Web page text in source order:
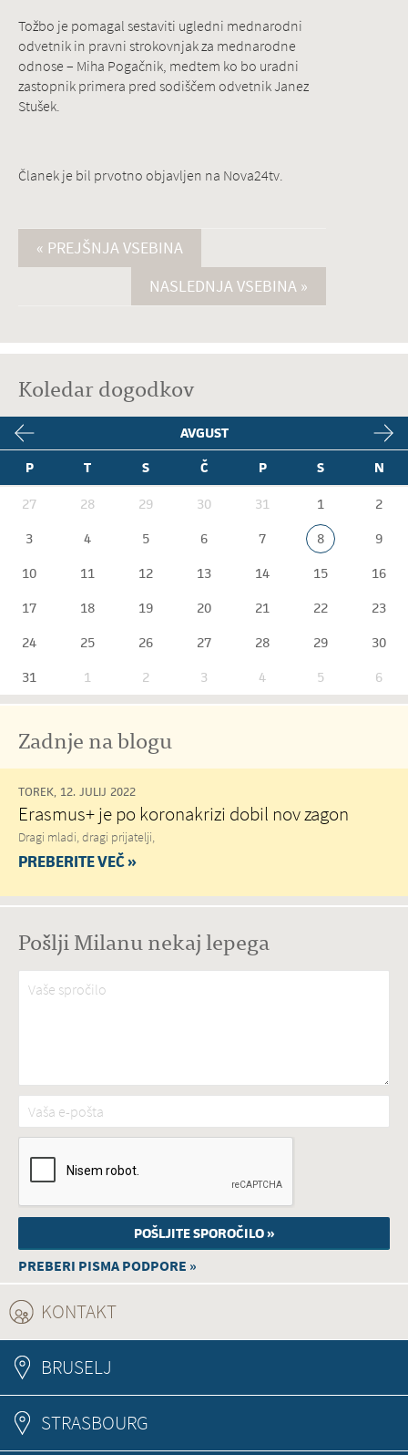
Tožbo je pomagal sestaviti ugledni mednarodni
odvetnik in pravni strokovnjak za mednarodne
odnose – Miha Pogačnik, medtem ko bo uradni
zastopnik primera pred sodiščem odvetnik Janez
Stušek.
Članek je bil prvotno objavljen na Nova24tv.
« PREJŠNJA VSEBINA
NASLEDNJA VSEBINA »
Koledar dogodkov
AVGUST
P
T S Č P S N
27 28 29 30 31 1
2
3
4 5 6 7 8
9
10
11 12 13 14 15
16
17
18 19 20 21 22
23
24
25 26 27 28 29
30
31
1 2 3 4 5 6
Zadnje na blogu
TOREK, 12. JULIJ 2022
Erasmus+ je po koronakrizi dobil nov zagon
Dragi mladi, dragi prijatelji,
PREBERITE VEČ »
Pošlji Milanu nekaj lepega
Vaše spročilo*
Vaša e-pošta*
PREBERI PISMA PODPORE »
KONTAKT
BRUSELJ
STRASBOURG